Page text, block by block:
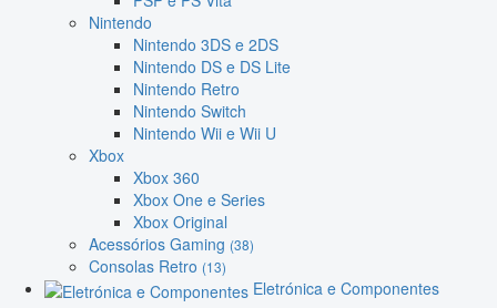
Nintendo
Nintendo 3DS e 2DS
Nintendo DS e DS Lite
Nintendo Retro
Nintendo Switch
Nintendo Wii e Wii U
Xbox
Xbox 360
Xbox One e Series
Xbox Original
Acessórios Gaming (38)
Consolas Retro (13)
Eletrónica e Componentes